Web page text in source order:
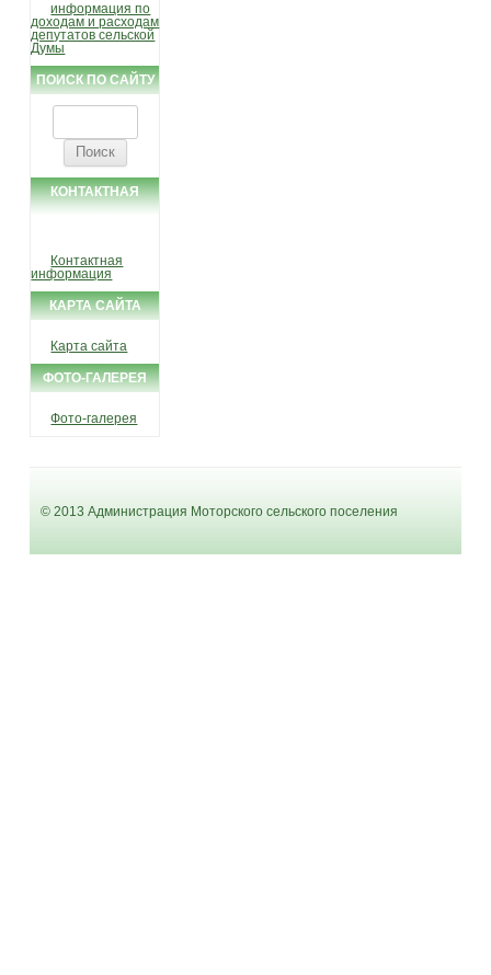
информация по
доходам и расходам
депутатов сельской
Думы
ПОИСК ПО САЙТУ
КОНТАКТНАЯ
Контактная
информация
КАРТА САЙТА
Карта сайта
ФОТО-ГАЛЕРЕЯ
Фото-галерея
© 2013 Администрация Моторского сельского поселения